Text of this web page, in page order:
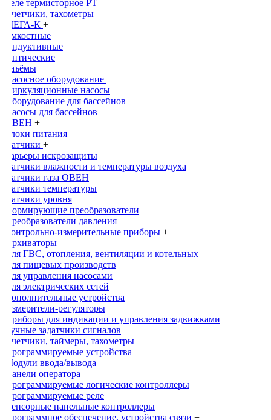
Реле термисторное РТ
Счетчики, тахометры
МЕГА-К +
Емкостные
Индуктивные
Оптические
Раъёмы
Насосное оборудование +
Циркуляционные насосы
Оборудование для бассейнов +
Насосы для бассейнов
ОВЕН +
Блоки питания
Датчики +
Барьеры искрозащиты
Датчики влажности и температуры воздуха
Датчики газа ОВЕН
Датчики температуры
Датчики уровня
Нормирующие преобразователи
Преобразователи давления
Контрольно-измерительные приборы +
Архиваторы
Для ГВС, отопления, вентиляции и котельных
Для пищевых производств
Для управления насосами
Для электрических сетей
Дополнительные устройства
Измерители-регуляторы
Приборы для индикации и управления задвижками
Ручные задатчики сигналов
Счетчики, таймеры, тахометры
Программируемые устройства +
Модули ввода/вывода
Панели оператора
Программируемые логические контроллеры
Программируемые реле
Сенсорные панельные контроллеры
Программное обеспечение, устройства связи +